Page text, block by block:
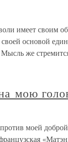
имеет своим
основой
же
мою
моей